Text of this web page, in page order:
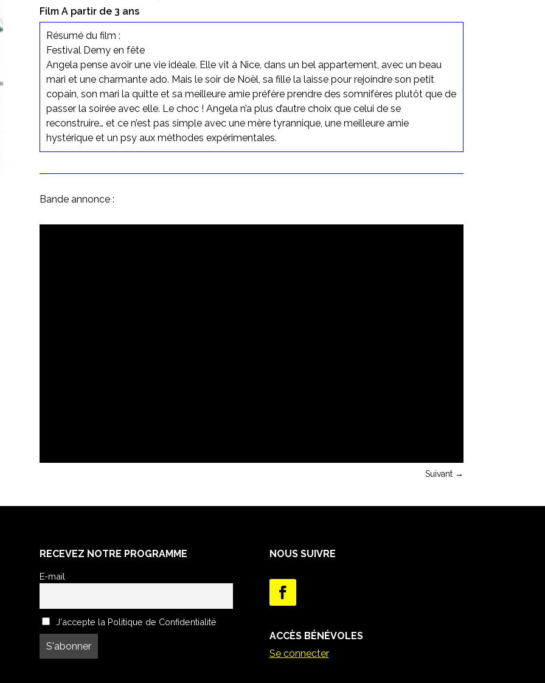
Film A partir de 3 ans
Résumé du film :
Festival Demy en fête
Angela pense avoir une vie idéale. Elle vit à Nice, dans un bel appartement, avec un beau
mari et une charmante ado. Mais le soir de Noël, sa fille la laisse pour rejoindre son petit
copain, son mari la quitte et sa meilleure amie préfère prendre des somnifères plutôt que de
passer la soirée avec elle. Le choc ! Angela n’a plus d’autre choix que celui de se
reconstruire… et ce n’est pas simple avec une mère tyrannique, une meilleure amie
hystérique et un psy aux méthodes expérimentales.
Bande annonce :
Suivant→
RECEVEZ NOTRE PROGRAMME
E-mail
J'accepte la Politique de Confidentialité
NOUS SUIVRE
ACCÈS BÉNÉVOLES
Se connecter